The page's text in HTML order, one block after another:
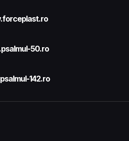
50.ro
142.ro